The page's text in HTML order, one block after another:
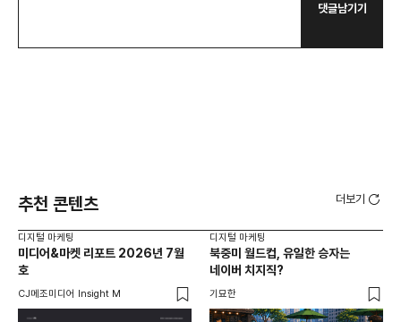
댓글남기기
추천 콘텐츠 더보기
디지털 마케팅
미디어&마켓 리포트 2026년 7월
호
CJ메조미디어 Insight M
디지털 마케팅
북중미 월드컵, 유일한 승자는
네이버 치지직?
기묘한